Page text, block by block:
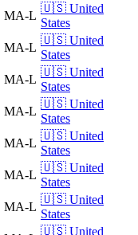
MA-L
🇺🇸 United
States
MA-L
🇺🇸 United
States
MA-L
🇺🇸 United
States
MA-L
🇺🇸 United
States
MA-L
🇺🇸 United
States
MA-L
🇺🇸 United
States
MA-L
🇺🇸 United
States
🇺🇸 United